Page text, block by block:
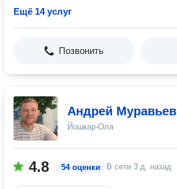
Ещё 14 услуг
Позвонить
Андрей Муравьев
Йошкар-Ола
4.8 54 оценки В сети 3 д. назад